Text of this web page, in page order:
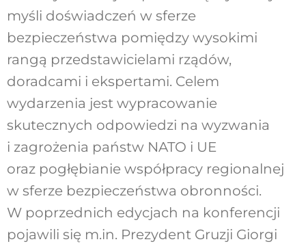
myśli doświadczeń w sferze
bezpieczeństwa pomiędzy wysokimi
rangą przedstawicielami rządów,
doradcami i ekspertami. Celem
wydarzenia jest wypracowanie
skutecznych odpowiedzi na wyzwania
i zagrożenia państw NATO i UE
oraz pogłębianie współpracy regionalnej
w sferze bezpieczeństwa obronności.
W poprzednich edycjach na konferencji
pojawili się m.in. Prezydent Gruzji Giorgi